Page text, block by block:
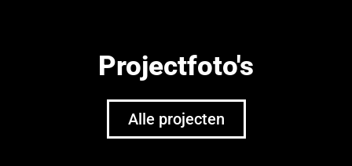
Projectfoto's
Alle projecten